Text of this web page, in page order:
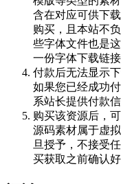
含在对应可供下
购买，且本站不
些字体文件也是
一份字体下载链接
付款后无法显示
如果您已经成功
系站长提供付款
购买该资源后，
源码素材属于虚
旦授予，不接受
买获取之前确认